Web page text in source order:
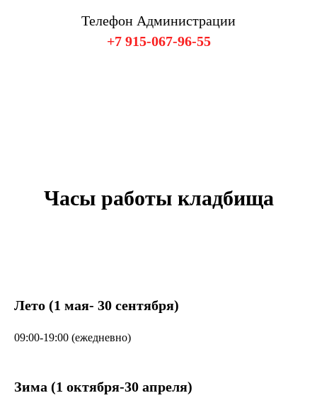
Телефон Администрации
+7 915-067-96-55
Часы работы кладбища
Лето (1 мая- 30 сентября)
09:00-19:00 (ежедневно)
Зима (1 октября-30 апреля)